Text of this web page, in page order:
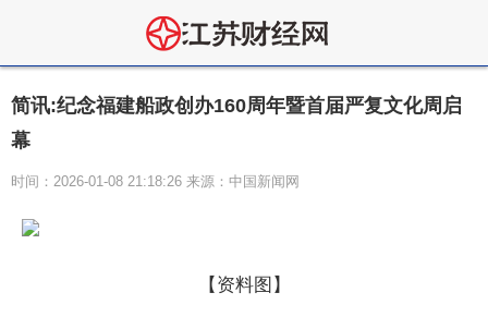
简讯:纪念福建船政创办160周年暨首届严复文化周启
幕
时间：2026-01-08 21:18:26 来源：中国新闻网
【资料图】